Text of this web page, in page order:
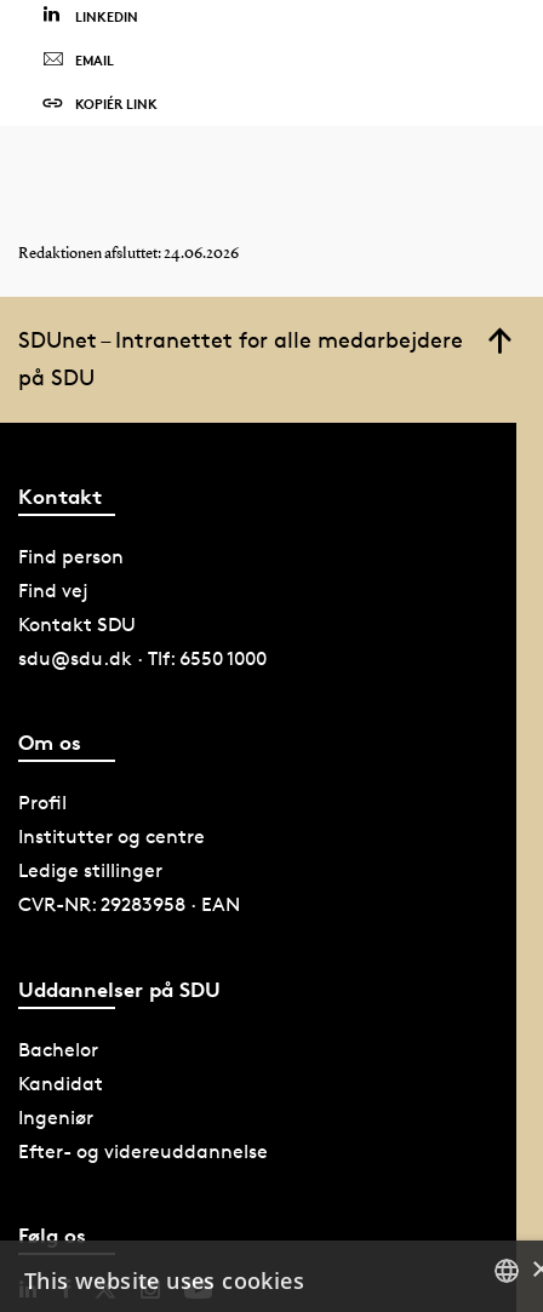
LINKEDIN
EMAIL
KOPIÉR LINK
Redaktionen afsluttet: 24.06.2026
SDUnet – Intranettet for alle medarbejdere
på SDU
Kontakt
Find person
Find vej
Kontakt SDU
sdu@sdu.dk · Tlf: 6550 1000
Om os
Profil
Institutter og centre
Ledige stillinger
CVR-NR: 29283958 · EAN
Uddannelser på SDU
Bachelor
Kandidat
Ingeniør
Efter- og videreuddannelse
Følg os
This website uses cookies